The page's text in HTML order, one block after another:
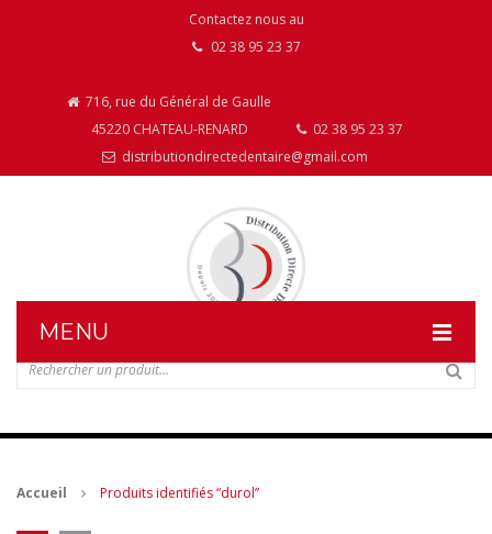
Contactez nous au
02 38 95 23 37
716, rue du Général de Gaulle
45220 CHATEAU-RENARD
02 38 95 23 37
distributiondirectedentaire@gmail.com
MENU
NOS PRODUITS
Accueil Produits identifiés “durol”